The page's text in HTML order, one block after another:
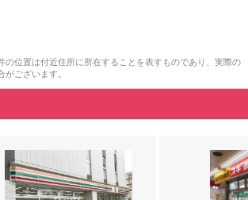
位置は付近住所に所在することを表すものであり、実際の
ございます。